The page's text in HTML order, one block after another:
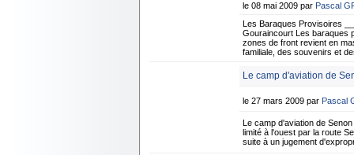
le 08 mai 2009 par Pascal
Les Baraques Provisoires
Gouraincourt Les baraques
zones de front revient en
familiale, des souvenirs et
Le camp d'aviation de
le 27 mars 2009 par Pascal
Le camp d'aviation de
limité à l'ouest par la route
suite à un jugement